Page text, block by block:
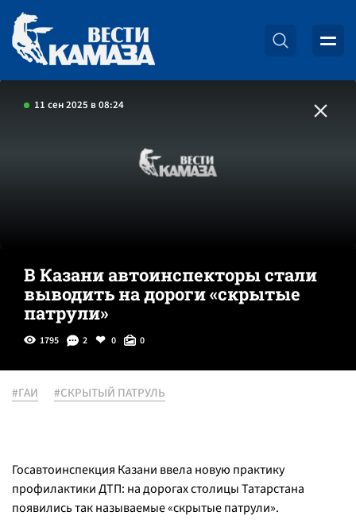
11 сен 2025 в 08:24
В Казани автоинспекторы стали
выводить на дороги «скрытые
патрули»
1795 2 0 0
#ГАИ #СКРЫТЫЙ ПАТРУЛЬ
Госавтоинспекция Казани ввела новую практику
профилактики ДТП: на дорогах столицы Татарстана
появились так называемые «скрытые патрули».